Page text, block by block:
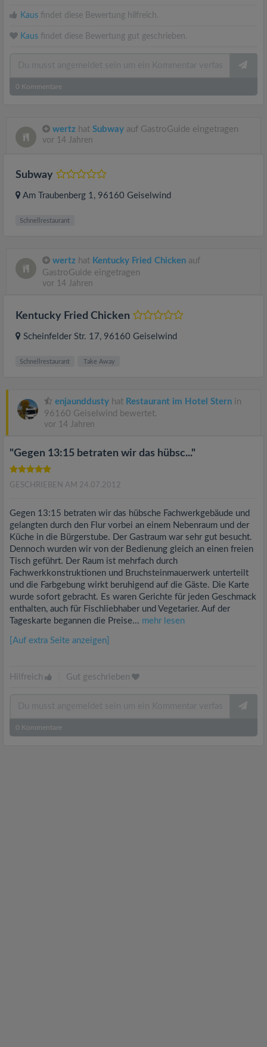
Kaus findet diese Bewertung hilfreich.
Kaus findet diese Bewertung gut geschrieben.
0 Kommentare
wertz hat Subway auf GastroGuide eingetragen
vor 14 Jahren
Subway
Am Traubenberg 1, 96160 Geiselwind
Schnellrestaurant
wertz hat Kentucky Fried Chicken auf
GastroGuide eingetragen
vor 14 Jahren
Kentucky Fried Chicken
Scheinfelder Str. 17, 96160 Geiselwind
Schnellrestaurant Take Away
enjaunddusty hat Restaurant im Hotel Stern in
96160 Geiselwind bewertet.
vor 14 Jahren
"Gegen 13:15 betraten wir das hübsc..."
GESCHRIEBEN AM 24.07.2012
Gegen 13:15 betraten wir das hübsche Fachwerkgebäude und
gelangten durch den Flur vorbei an einem Nebenraum und der
Küche in die Bürgerstube. Der Gastraum war sehr gut besucht.
Dennoch wurden wir von der Bedienung gleich an einen freien
Tisch geführt. Der Raum ist mehrfach durch
Fachwerkkonstruktionen und Bruchsteinmauerwerk unterteilt
und die Farbgebung wirkt beruhigend auf die Gäste. Die Karte
wurde sofort gebracht. Es waren Gerichte für jeden Geschmack
enthalten, auch für Fischliebhaber und Vegetarier. Auf der
Tageskarte begannen die Preise... mehr lesen
[Auf extra Seite anzeigen]
Hilfreich Gut geschrieben
0 Kommentare